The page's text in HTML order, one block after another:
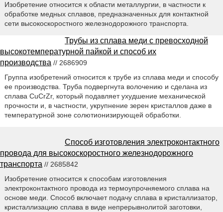
Изобретение относится к области металлургии, в частности к
обработке медных сплавов, предназначенных для контактной
сети высокоскоростного железнодорожного транспорта.
Трубы из сплава меди с превосходной
высокотемпературной пайкой и способ их
производства // 2686909
Группа изобретений относится к трубе из сплава меди и способу
ее производства. Труба подвергнута волочению и сделана из
сплава CuCrZr, который подавляет ухудшение механической
прочности и, в частности, укрупнение зерен кристаллов даже в
температурной зоне солютионизирующей обработки.
Способ изготовления электроконтактного
провода для высокоскоростного железнодорожного
транспорта // 2685842
Изобретение относится к способам изготовления
электроконтактного провода из термоупрочняемого сплава на
основе меди. Способ включает подачу сплава в кристаллизатор,
кристаллизацию сплава в виде непрерывнолитой заготовки,